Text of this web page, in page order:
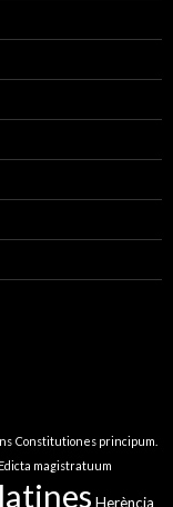
Constitutiones principum.
Edicta magistratuum
Herència